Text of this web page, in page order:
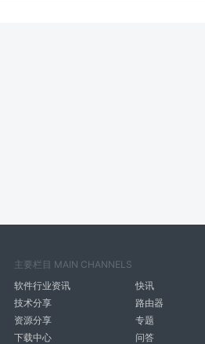
主要栏目 MAIN CHANNELS
软件行业资讯
快讯
技术分享
路由器
资源分享
专题
下载中心
问答